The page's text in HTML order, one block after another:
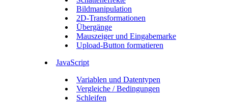
Bildmanipulation
2D-Transformationen
Übergänge
Mauszeiger und Eingabemarke
Upload-Button formatieren
JavaScript
Variablen und Datentypen
Vergleiche / Bedingungen
Schleifen